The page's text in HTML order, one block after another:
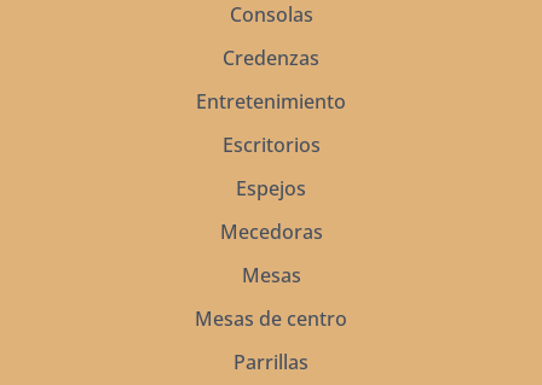
Consolas
Credenzas
Entretenimiento
Escritorios
Espejos
Mecedoras
Mesas
Mesas de centro
Parrillas